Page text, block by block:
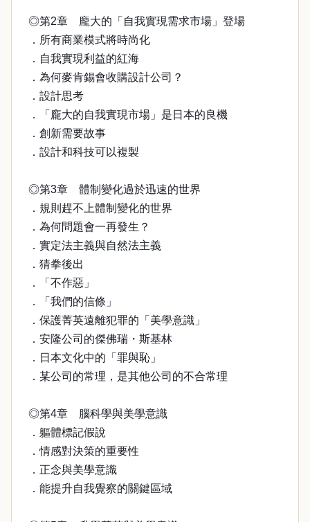
◎第2章 龐大的「自我實現需求市場」登場
．所有商業模式將時尚化
．自我實現利益的紅海
．為何麥肯錫會收購設計公司？
．設計思考
．「龐大的自我實現市場」是日本的良機
．創新需要故事
．設計和科技可以複製
◎第3章 體制變化過於迅速的世界
．規則趕不上體制變化的世界
．為何問題會一再發生？
．實定法主義與自然法主義
．猜拳後出
．「不作惡」
．「我們的信條」
．保護菁英遠離犯罪的「美學意識」
．安隆公司的傑佛瑞・斯基林
．日本文化中的「罪與恥」
．某公司的常理，是其他公司的不合常理
◎第4章 腦科學與美學意識
．軀體標記假說
．情感對決策的重要性
．正念與美學意識
．能提升自我覺察的關鍵區域